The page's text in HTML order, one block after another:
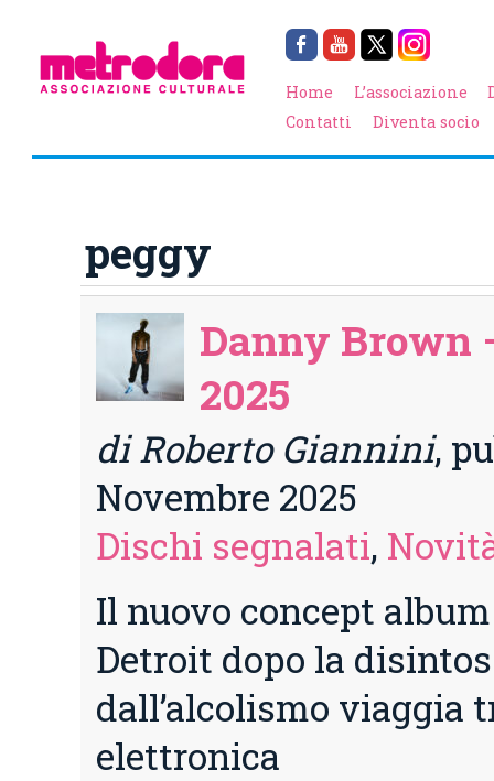
Home L’associazione
Contatti
Diventa socio
peggy
Danny Brown
2025
di Roberto Giannini,
Novembre 2025
Dischi segnalati,
Il nuovo concept
Detroit dopo la
dall’alcolismo viaggia
elettronica